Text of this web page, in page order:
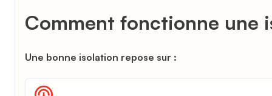
Comment fonctionne une
Une bonne isolation repose sur :